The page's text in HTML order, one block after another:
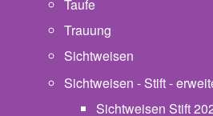
Taufe
Trauung
Sichtweisen
Sichtweisen - Stift -
Sichtweisen Stift